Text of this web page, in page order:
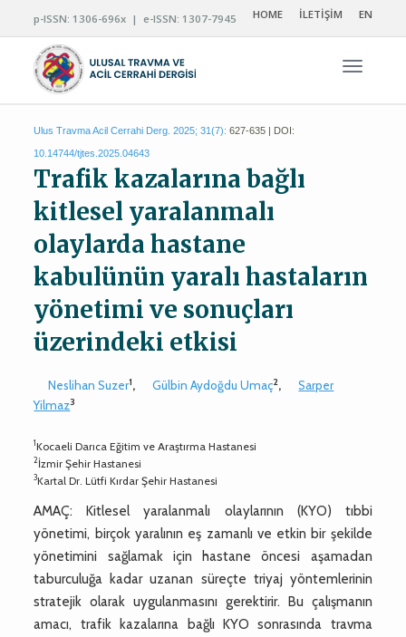
p-ISSN: 1306-696x | e-ISSN: 1307-7945 HOME İLETİŞİM EN
Ulus Travma Acil Cerrahi Derg. 2025; 31(7): 627-635 | DOI:
10.14744/tjtes.2025.04643
Trafik kazalarına bağlı
kitlesel yaralanmalı
olaylarda hastane
kabulünün yaralı hastaların
yönetimi ve sonuçları
üzerindeki etkisi
Neslihan Suzer1, Gülbin Aydoğdu Umaç2,
Sarper
Yilmaz3
1Kocaeli Darıca Eğitim ve Araştırma Hastanesi
2İzmir Şehir Hastanesi
3Kartal Dr. Lütfi Kırdar Şehir Hastanesi
AMAÇ: Kitlesel yaralanmalı olaylarının (KYO) tıbbi
yönetimi, birçok yaralının eş zamanlı ve etkin bir şekilde
yönetimini sağlamak için hastane öncesi aşamadan
taburculuğa kadar uzanan süreçte triyaj yöntemlerinin
stratejik olarak uygulanmasını gerektirir. Bu çalışmanın
amacı, trafik kazalarına bağlı KYO sonrasında travma